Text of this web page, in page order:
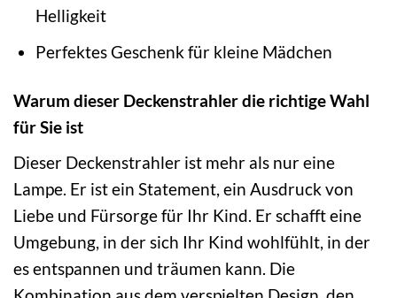
Helligkeit
Perfektes Geschenk für kleine Mädchen
Warum dieser Deckenstrahler die richtige Wahl
für Sie ist
Dieser Deckenstrahler ist mehr als nur eine
Lampe. Er ist ein Statement, ein Ausdruck von
Liebe und Fürsorge für Ihr Kind. Er schafft eine
Umgebung, in der sich Ihr Kind wohlfühlt, in der
es entspannen und träumen kann. Die